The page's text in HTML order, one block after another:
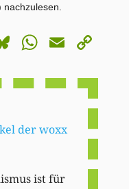
BlueskyEmail
der woxx
ist für